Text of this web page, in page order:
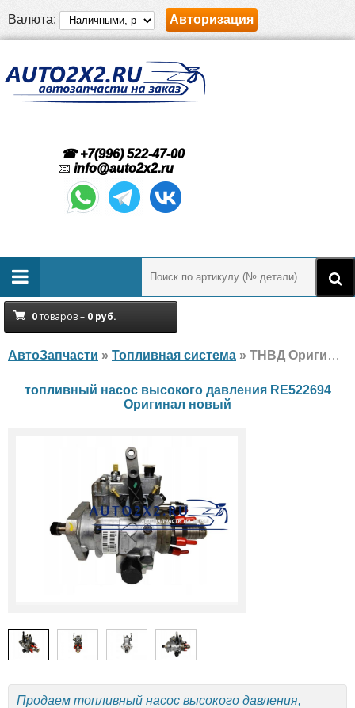
Валюта: Авторизация
☎ +7(996) 522-47-00
📧 info@auto2x2.ru
0товаров – 0 руб.
АвтоЗапчасти » Топливная система » ТНВД Оригинал RE522694 John Deere, новый
топливный насос высокого давления RE522694
Оригинал новый
Продаем топливный насос высокого давления,